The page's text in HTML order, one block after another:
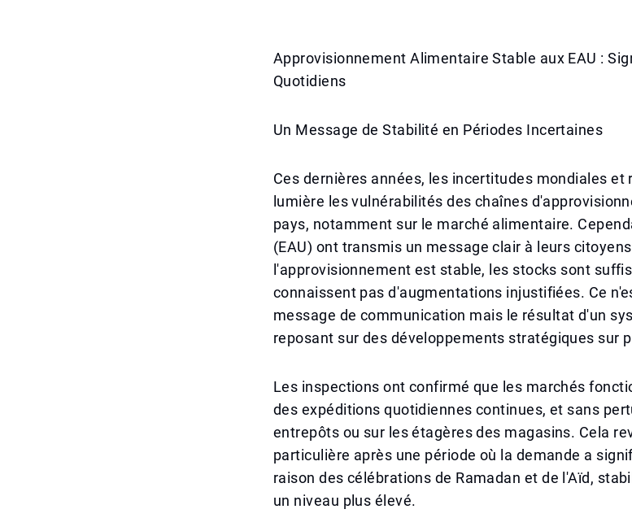
Approvisionnement Alimentaire Stable aux EAU :
Quotidiens
Un Message de Stabilité en Périodes Incertaines
Ces dernières années, les incertitudes mondiales et
lumière les vulnérabilités des chaînes
pays, notamment sur le marché alimentaire.
(EAU) ont transmis un message clair à leurs
l'approvisionnement est stable, les stocks sont
connaissent pas d'augmentations injustifiées. Ce
message de communication mais le résultat d'un
reposant sur des développements stratégiques sur
Les inspections ont confirmé que les marchés
des expéditions quotidiennes continues, et sans
entrepôts ou sur les étagères des magasins. Cela
particulière après une période où la demande a
raison des célébrations de Ramadan et de l'Aïd,
un niveau plus élevé.